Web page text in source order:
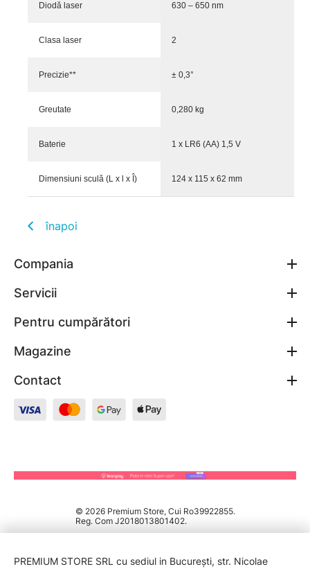
Diodă laser 630 – 650 nm
Clasa laser 2
Precizie** ± 0,3°
Greutate 0,280 kg
Baterie 1 x LR6 (AA) 1,5 V
Dimensiuni sculă (L x l x Î) 124 x 115 x 62 mm
înapoi
Compania
Servicii
Pentru cumpărători
Magazine
Contact
© 2026 Premium Store, Cui Ro39922855.
Reg. Com J2018013801402.
PREMIUM STORE SRL cu sediul in București, str. Nicolae